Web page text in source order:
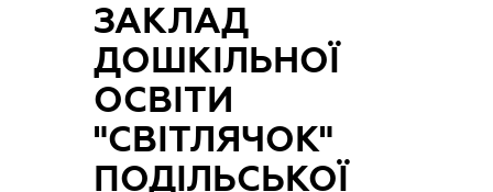
ЗАКЛАД
ДОШКІЛЬНОЇ
ОСВІТИ
"СВІТЛЯЧОК"
ПОДІЛЬСЬКОЇ